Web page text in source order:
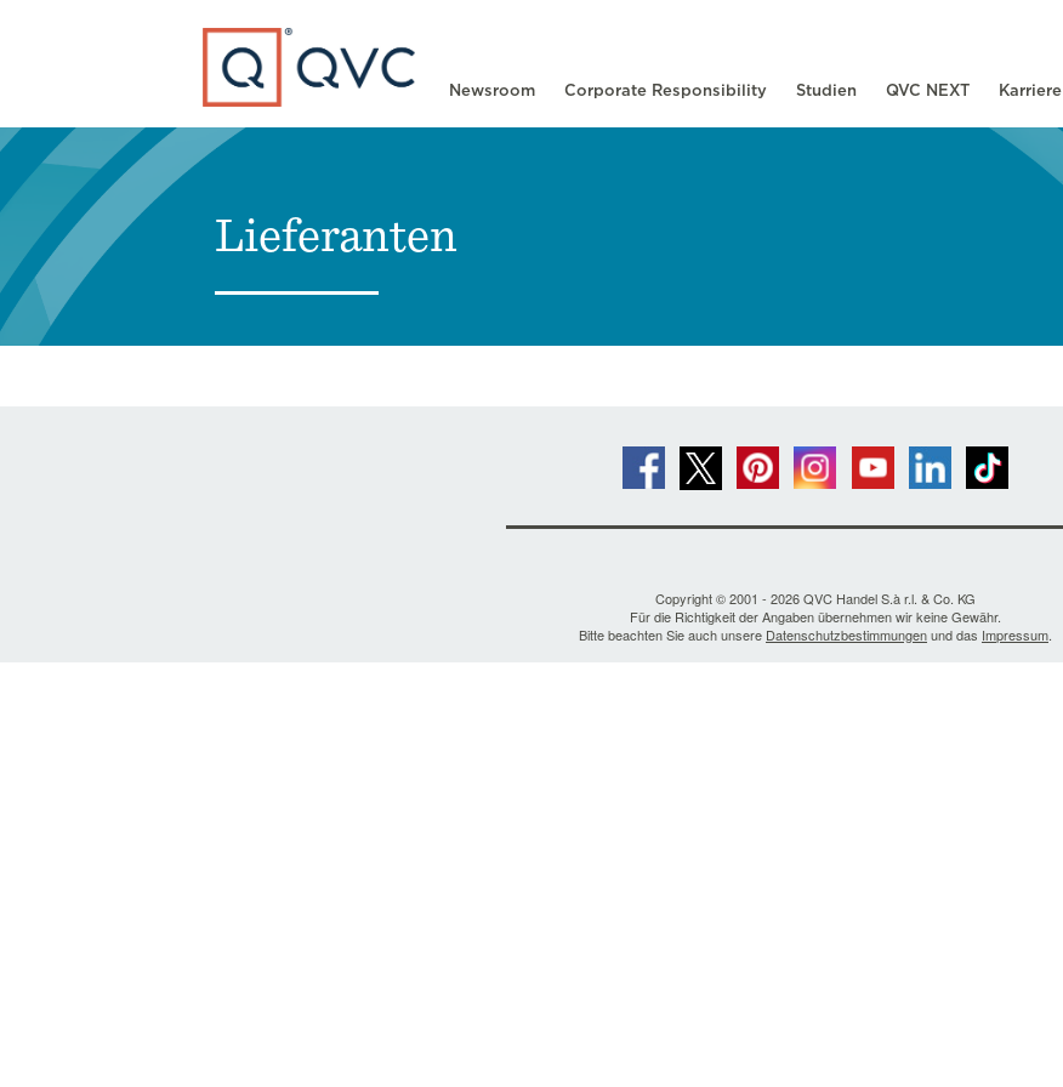
Newsroom Corporate Responsibility Studien QVC NEXT Karriere
Type to search
Lieferanten
Copyright © 2001 - 2026 QVC Handel S.à r.l. & Co. KG
Für die Richtigkeit der Angaben übernehmen wir keine Gewähr.
Bitte beachten Sie auch unsere Datenschutzbestimmungenund das Impressum.